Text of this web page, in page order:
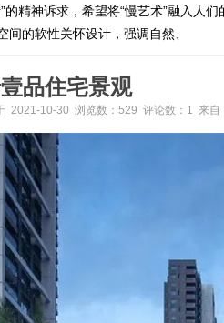
的精神诉求，希望将“慢艺术”融入人
的软性关怀设计，强调自然、
品住宅景观
2021-10-30 浏览数：529 评论数：1 来